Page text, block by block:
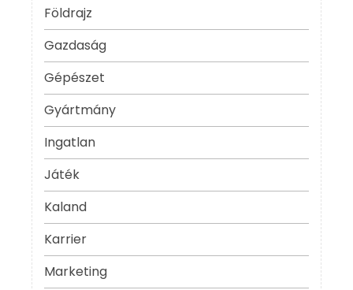
Földrajz
Gazdaság
Gépészet
Gyártmány
Ingatlan
Játék
Kaland
Karrier
Marketing